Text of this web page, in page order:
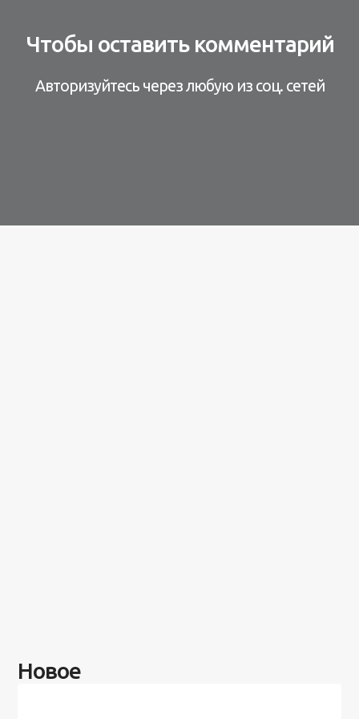
Чтобы оставить комментарий
Авторизуйтесь через любую из соц. сетей
Новое